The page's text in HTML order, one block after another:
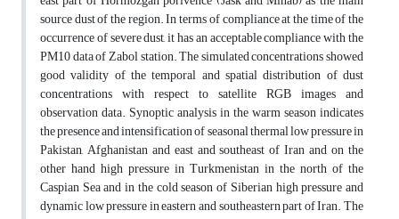
source dust of the region. In terms of compliance at the time of the
occurrence of severe dust, it has an acceptable compliance with the
PM10 data of Zabol station. The simulated concentrations showed
good validity of the temporal and spatial distribution of dust
concentrations with respect to satellite RGB images and
observation data. Synoptic analysis in the warm season indicates
the presence and intensification of seasonal thermal low pressure in
Pakistan, Afghanistan and east and southeast of Iran and on the
other hand high pressure in Turkmenistan in the north of the
Caspian Sea and in the cold season of Siberian high pressure and
dynamic low pressure in eastern and southeastern part of Iran. The